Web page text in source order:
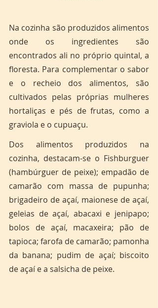
Na cozinha são produzidos alimentos
onde os ingredientes são
encontrados ali no próprio quintal, a
floresta. Para complementar o sabor
e o recheio dos alimentos, são
cultivados pelas próprias mulheres
hortaliças e pés de frutas, como a
graviola e o cupuaçu.
Dos alimentos produzidos na
cozinha, destacam-se o Fishburguer
(hambúrguer de peixe); empadão de
camarão com massa de pupunha;
brigadeiro de açaí, maionese de açaí,
geleias de açaí, abacaxi e jenipapo;
bolos de açaí, macaxeira; pão de
tapioca; farofa de camarão; pamonha
da banana; pudim de açaí; biscoito
de açaí e a salsicha de peixe.